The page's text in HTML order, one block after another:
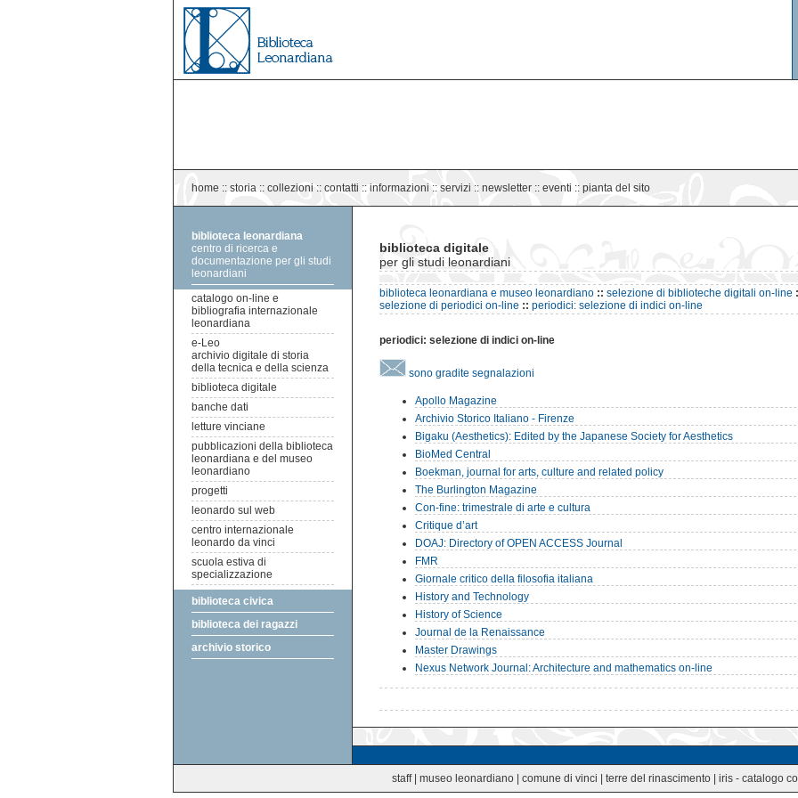
home :: storia :: collezioni :: contatti :: informazioni :: servizi :: newsletter :: eventi :: pianta del sito
biblioteca leonardiana
centro di ricerca e
documentazione per gli studi
leonardiani
catalogo on-line e
bibliografia internazionale
leonardiana
e-Leo
archivio digitale di storia
della tecnica e della scienza
biblioteca digitale
banche dati
letture vinciane
pubblicazioni della biblioteca
leonardiana e del museo
leonardiano
progetti
leonardo sul web
centro internazionale
leonardo da vinci
scuola estiva di
specializzazione
biblioteca civica
biblioteca dei ragazzi
archivio storico
biblioteca digitale
per gli studi leonardiani
biblioteca leonardiana e museo leonardiano :: selezione di biblioteche digitali on-line
selezione di periodici on-line :: periodici: selezione di indici on-line
periodici: selezione di indici on-line
sono gradite segnalazioni
Apollo Magazine
Archivio Storico Italiano - Firenze
Bigaku (Aesthetics): Edited by the Japanese Society for Aesthetics
BioMed Central
Boekman, journal for arts, culture and related policy
The Burlington Magazine
Con-fine: trimestrale di arte e cultura
Critique d’art
DOAJ: Directory of OPEN ACCESS Journal
FMR
Giornale critico della filosofia italiana
History and Technology
History of Science
Journal de la Renaissance
Master Drawings
Nexus Network Journal: Architecture and mathematics on-line
staff| museo leonardiano| comune di vinci terre del rinascimento| iris - catalogo